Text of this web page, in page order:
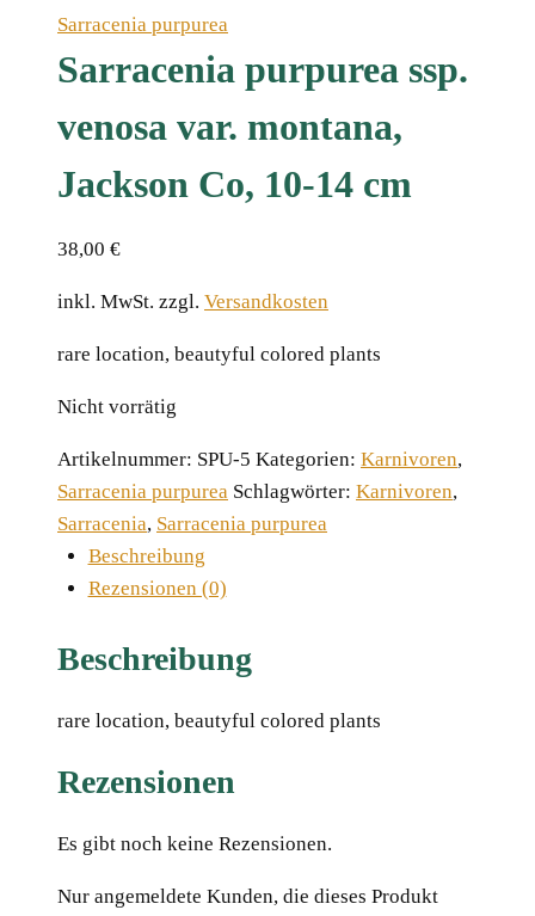
Sarracenia purpurea
Sarracenia purpurea ssp.
venosa var. montana,
Jackson Co, 10-14 cm
38,00 €
inkl. MwSt. zzgl. Versandkosten
rare location, beautyful colored plants
Nicht vorrätig
Artikelnummer: SPU-5 Kategorien: Karnivoren,
Sarracenia purpurea Schlagwörter: Karnivoren,
Sarracenia, Sarracenia purpurea
Beschreibung
Rezensionen (0)
Beschreibung
rare location, beautyful colored plants
Rezensionen
Es gibt noch keine Rezensionen.
Nur angemeldete Kunden, die dieses Produkt